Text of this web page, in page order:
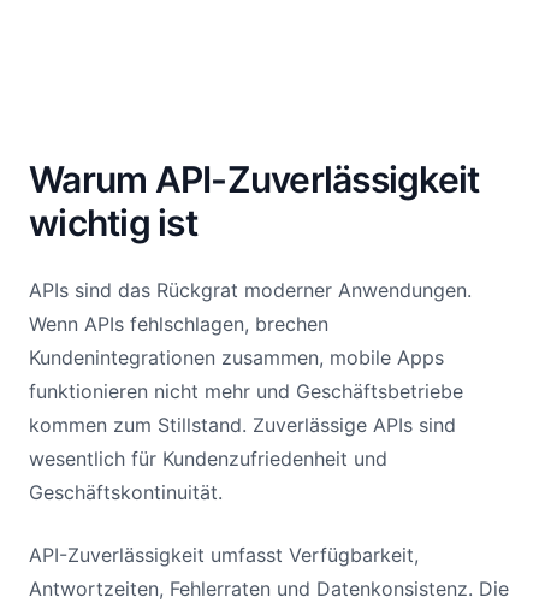
Warum API-Zuverlässigkeit
wichtig ist
APIs sind das Rückgrat moderner Anwendungen.
Wenn APIs fehlschlagen, brechen
Kundenintegrationen zusammen, mobile Apps
funktionieren nicht mehr und Geschäftsbetriebe
kommen zum Stillstand. Zuverlässige APIs sind
wesentlich für Kundenzufriedenheit und
Geschäftskontinuität.
API-Zuverlässigkeit umfasst Verfügbarkeit,
Antwortzeiten, Fehlerraten und Datenkonsistenz. Die